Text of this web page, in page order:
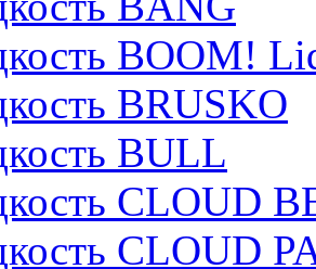
BOOM!
BRUSKO
BULL
CLOUD
CLOUD